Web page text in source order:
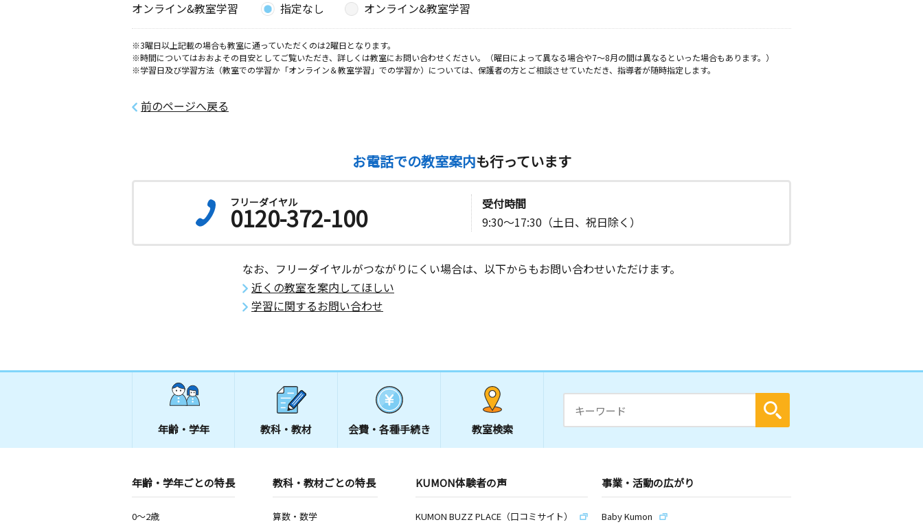
オンライン&教室学習
指定なし オンライン&教室学習
※3曜日以上記載の場合も教室に通っていただくのは2曜日となります。
※時間についてはおおよその目安としてご覧いただき、詳しくは教室にお問い合わせください。（曜日によって異なる場合や7～8月の間は異なるといった場合もあります。）
※学習日及び学習方法（教室での学習か「オンライン＆教室学習」での学習か）については、保護者の方とご相談させていただき、指導者が随時指定します。
前のページへ戻る
お電話での教室案内も行っています
フリーダイヤル
0120-372-100
受付時間
9:30～17:30（土日、祝日除く）
なお、フリーダイヤルがつながりにくい場合は、以下からもお問い合わせいただけます。
近くの教室を案内してほしい
学習に関するお問い合わせ
年齢・学年 教科・教材 会費・ 各種手続き 教室検索
年齢・学年ごとの特長
0～2歳
教科・教材ごとの特長
算数・数学
KUMON体験者の声
KUMON BUZZ PLACE（口コミサイト）
事業・活動の広がり
Baby Kumon